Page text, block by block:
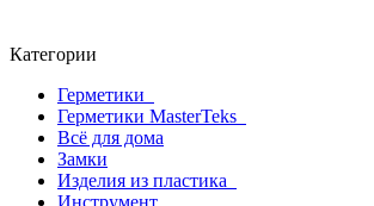
Категории
Герметики
Герметики MasterTeks
Всё для дома
Замки
Изделия из пластика